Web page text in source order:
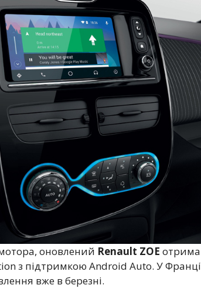
оновлений Renault ZOE
з підтримкою Android Auto. У
вже в березні.